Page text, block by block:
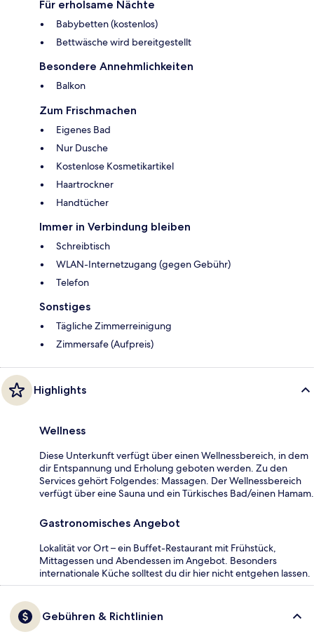
Für erholsame Nächte
Babybetten (kostenlos)
Bettwäsche wird bereitgestellt
Besondere Annehmlichkeiten
Balkon
Zum Frischmachen
Eigenes Bad
Nur Dusche
Kostenlose Kosmetikartikel
Haartrockner
Handtücher
Immer in Verbindung bleiben
Schreibtisch
WLAN-Internetzugang (gegen Gebühr)
Telefon
Sonstiges
Tägliche Zimmerreinigung
Zimmersafe (Aufpreis)
Highlights
Wellness
Diese Unterkunft verfügt über einen Wellnessbereich, in dem
dir Entspannung und Erholung geboten werden. Zu den
Services gehört Folgendes: Massagen. Der Wellnessbereich
verfügt über eine Sauna und ein Türkisches Bad/einen Hamam.
Gastronomisches Angebot
Lokalität vor Ort – ein Buffet-Restaurant mit Frühstück,
Mittagessen und Abendessen im Angebot. Besonders
internationale Küche solltest du dir hier nicht entgehen lassen.
Gebühren & Richtlinien